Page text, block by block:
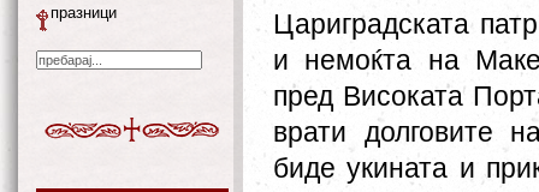
Цариградската
и немоќта на
пред Високата
врати долговите
биде укината и
празници